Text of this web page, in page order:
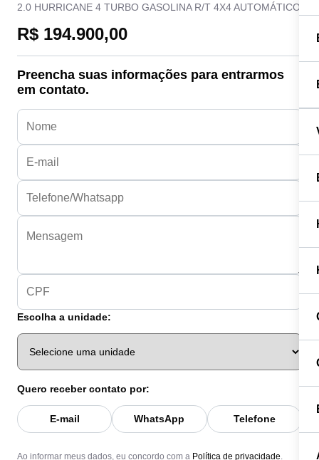
2.0 HURRICANE 4 TURBO GASOLINA R/T 4X4 AUTOMÁTICO
R$ 194.900,00
Preencha suas informações para entrarmos
em contato.
Escolha a unidade:
Quero receber contato por:
E-mail WhatsApp Telefone
Ao informar meus dados, eu concordo com a Política de privacidade